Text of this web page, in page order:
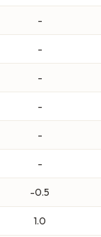
-
-
-
-
-
-
-0.5
1.0